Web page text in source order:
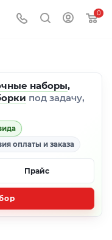
0
наборы,
под задачу,
оплаты и заказа
Прайс